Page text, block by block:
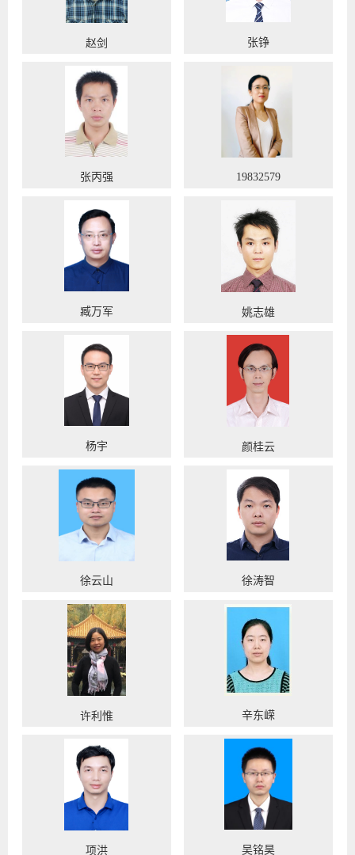
赵剑 张铮
张丙强 19832579
臧万军 姚志雄
杨宇 颜桂云
徐云山 徐涛智
许利惟 辛东嵘
项洪 吴铭昊